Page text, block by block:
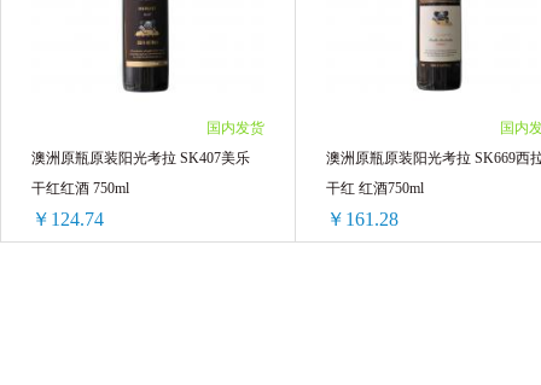
ABSOLUT绝对 半刻小悦
国内发货
澳洲原瓶原装阳光考拉 SK407美乐
干红红酒 750ml
￥124.74
国内
澳洲原瓶原装阳光考拉 SK669西
干红 红酒750ml
￥161.28